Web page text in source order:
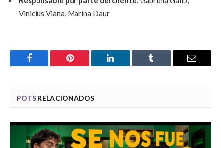
Vinicius Viana, Marina Daur
Facebook Pinterest LinkedIn Tumblr Email
POTS RELACIONADOS